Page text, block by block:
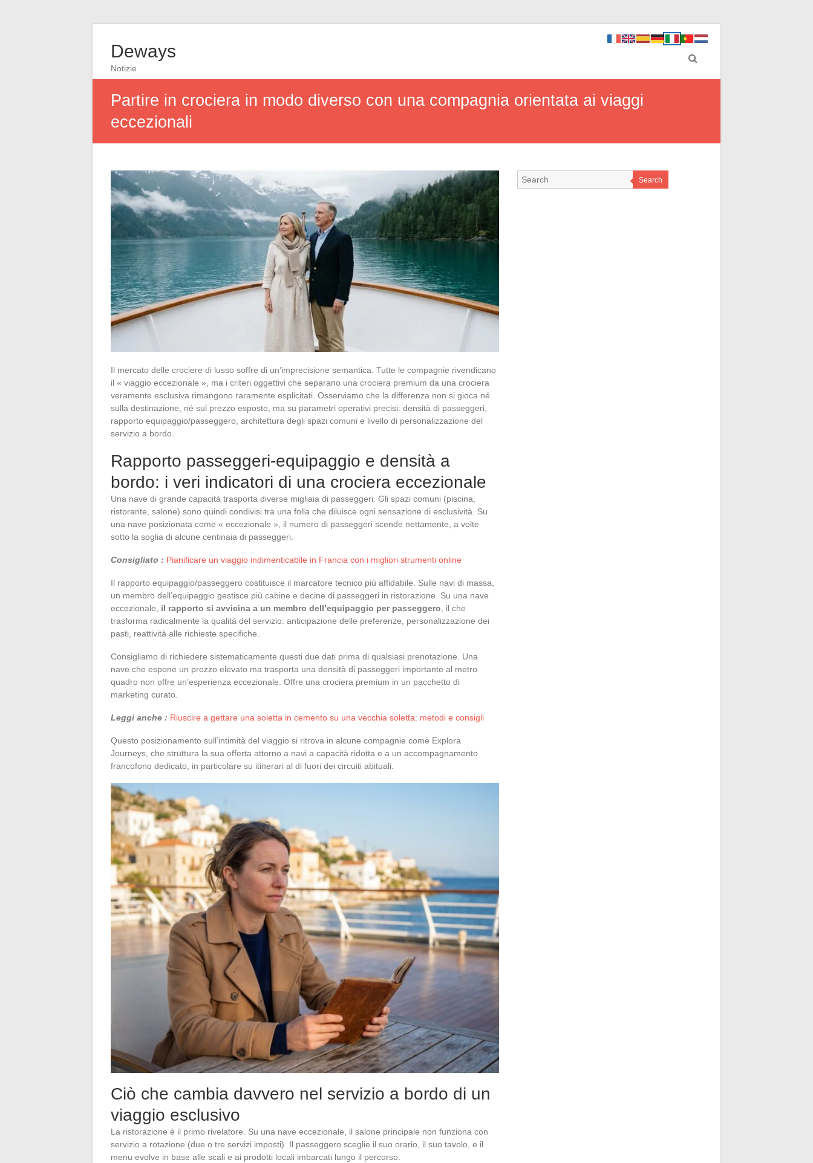
Deways
Notizie
Partire in crociera in modo diverso con una compagnia orientata ai viaggi
eccezionali
Il mercato delle crociere di lusso soffre di un’imprecisione semantica. Tutte le compagnie rivendicano
il « viaggio eccezionale », ma i criteri oggettivi che separano una crociera premium da una crociera
veramente esclusiva rimangono raramente esplicitati. Osserviamo che la differenza non si gioca né
sulla destinazione, né sul prezzo esposto, ma su parametri operativi precisi: densità di passeggeri,
rapporto equipaggio/passeggero, architettura degli spazi comuni e livello di personalizzazione del
servizio a bordo.
Rapporto passeggeri-equipaggio e densità a
bordo: i veri indicatori di una crociera eccezionale
Una nave di grande capacità trasporta diverse migliaia di passeggeri. Gli spazi comuni (piscina,
ristorante, salone) sono quindi condivisi tra una folla che diluisce ogni sensazione di esclusività. Su
una nave posizionata come « eccezionale », il numero di passeggeri scende nettamente, a volte
sotto la soglia di alcune centinaia di passeggeri.
Consigliato : Pianificare un viaggio indimenticabile in Francia con i migliori strumenti online
Il rapporto equipaggio/passeggero costituisce il marcatore tecnico più affidabile. Sulle navi di massa,
un membro dell’equipaggio gestisce più cabine e decine di passeggeri in ristorazione. Su una nave
eccezionale, il rapporto si avvicina a un membro dell’equipaggio per passeggero , il che
trasforma radicalmente la qualità del servizio: anticipazione delle preferenze, personalizzazione dei
pasti, reattività alle richieste specifiche.
Consigliamo di richiedere sistematicamente questi due dati prima di qualsiasi prenotazione. Una
nave che espone un prezzo elevato ma trasporta una densità di passeggeri importante al metro
quadro non offre un’esperienza eccezionale. Offre una crociera premium in un pacchetto di
marketing curato.
Leggi anche : Riuscire a gettare una soletta in cemento su una vecchia soletta: metodi e consigli
Questo posizionamento sull’intimità del viaggio si ritrova in alcune compagnie come Explora
Journeys, che struttura la sua offerta attorno a navi a capacità ridotta e a un accompagnamento
francofono dedicato, in particolare su itinerari al di fuori dei circuiti abituali.
Ciò che cambia davvero nel servizio a bordo di un
viaggio esclusivo
La ristorazione è il primo rivelatore. Su una nave eccezionale, il salone principale non funziona con
servizio a rotazione (due o tre servizi imposti). Il passeggero sceglie il suo orario, il suo tavolo, e il
menu evolve in base alle scali e ai prodotti locali imbarcati lungo il percorso.
Search